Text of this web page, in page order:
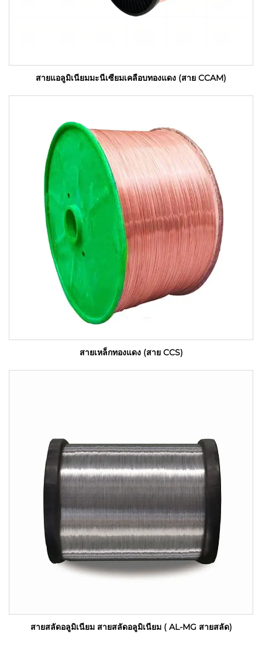
สายแอลูมิเนียมมะนีเซียมเคลือบทองแดง (สาย CCAM)
สายเหล็กทองแดง (สาย CCS)
สายสลัดอลูมิเนียม สายสลัดอลูมิเนียม ( AL-MG สายสลัด)